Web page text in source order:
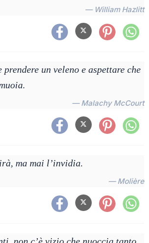
— William Hazlitt
prendere un veleno e aspettare che
— Malachy McCourt
ma mai l’invidia.
— Molière